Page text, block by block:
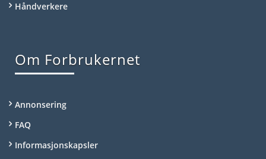
Håndverkere
Om Forbrukernet
Annonsering
FAQ
Informasjonskapsler